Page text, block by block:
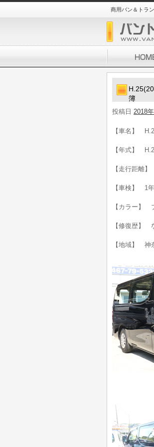
商用バン＆トラ
簿
投稿日 2018
【車名】
【年式】
【走行距離
【車検】 1
【カラー】
【修復歴】
【地域】 神